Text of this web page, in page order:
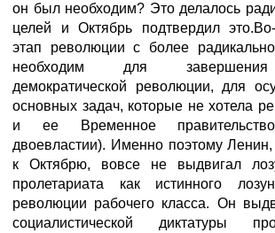
он был необходим? Это делалось
целей и Октябрь подтвердил
этап революции с более
необходим для завершения
демократической революции, для
основных задач, которые не хотела
и ее Временное
двоевластии). Именно поэтому
к Октябрю, вовсе не выдвигал
пролетариата как истинного
революции рабочего класса. Он
социалистической диктатуры